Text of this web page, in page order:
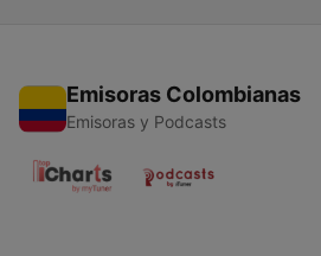
Emisoras Colombianas
Emisoras y Podcasts